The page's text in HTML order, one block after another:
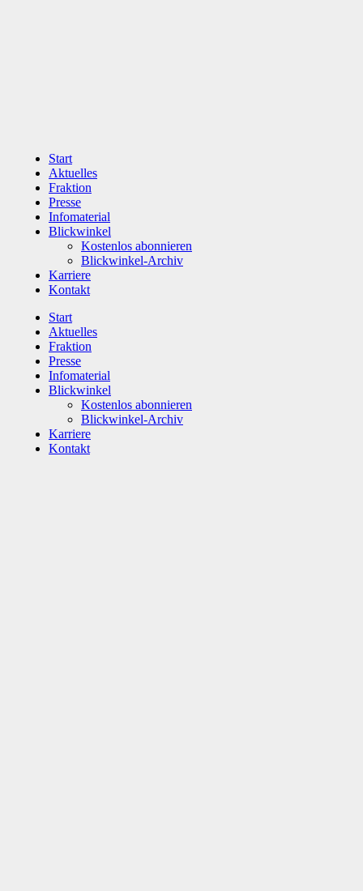
Start
Aktuelles
Fraktion
Presse
Infomaterial
Blickwinkel
Kostenlos abonnieren
Blickwinkel-Archiv
Karriere
Kontakt
Start
Aktuelles
Fraktion
Presse
Infomaterial
Blickwinkel
Kostenlos abonnieren
Blickwinkel-Archiv
Karriere
Kontakt